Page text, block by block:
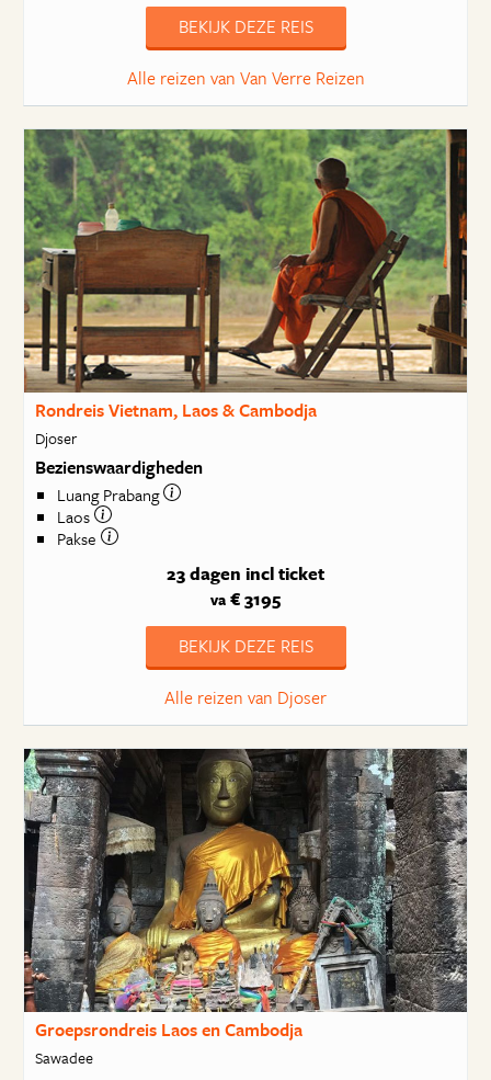
BEKIJK DEZE REIS
Alle reizen van Van Verre Reizen
Rondreis Vietnam, Laos & Cambodja
Djoser
Bezienswaardigheden
Luang Prabang
Laos
Pakse
23 dagen incl ticket
va € 3195
BEKIJK DEZE REIS
Alle reizen van Djoser
Groepsrondreis Laos en Cambodja
Sawadee